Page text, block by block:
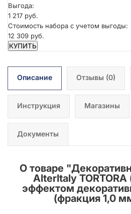
Выгода:
1 217 руб.
Стоимость набора с учетом выгоды:
12 309 руб.
КУПИТЬ
Описание Отзывы (0)
Инструкция Магазины
Документы
О товаре "
AlterItaly
эффектом
(фракция 1,0